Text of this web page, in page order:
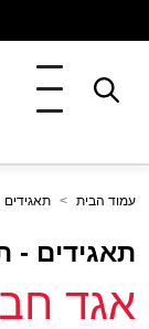
עמוד הבית תאגידים
תאגידים -
אגד